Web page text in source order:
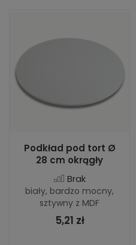
Podkład pod tort Ø
28 cm okrągły
Brak
biały, bardzo mocny,
sztywny z MDF
5,21 zł